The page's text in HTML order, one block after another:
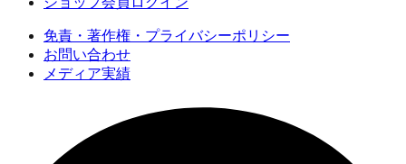
免責・著作権・プライバシーポリシー
お問い合わせ
メディア実績